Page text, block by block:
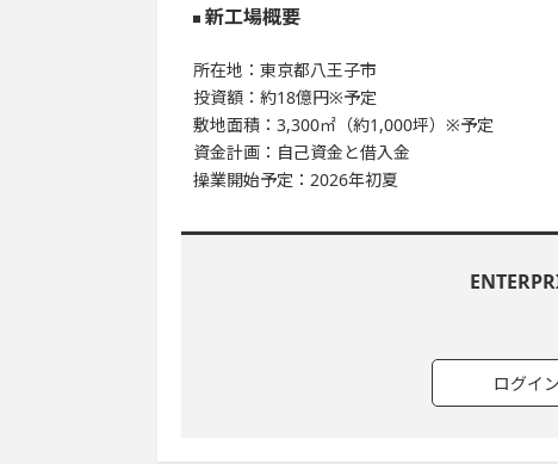
新工場概要
所在地：東京都八王子市
投資額：約18億円※予定
敷地面積：3,300㎡（約1,000坪）※予定
資金計画：自己資金と借入金
操業開始予定：2026年初夏
ログイン